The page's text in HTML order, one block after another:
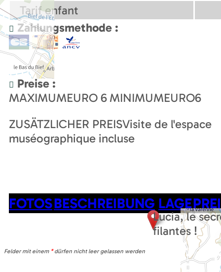
Lucia, le
filantes !
Tarif enfant
Zahlungsmethode :
Preise :
MAXIMUMEURO 6 MINIMUMEURO6
ZUSÄTZLICHER PREISVisite de l'espace
muséographique incluse
FOTOSBESCHREIBUNG LAGE
Felder mit einem *dürfen nicht leer gelassen werden